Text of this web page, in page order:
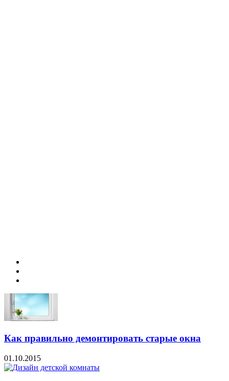
Как правильно демонтировать старые окна
01.10.2015